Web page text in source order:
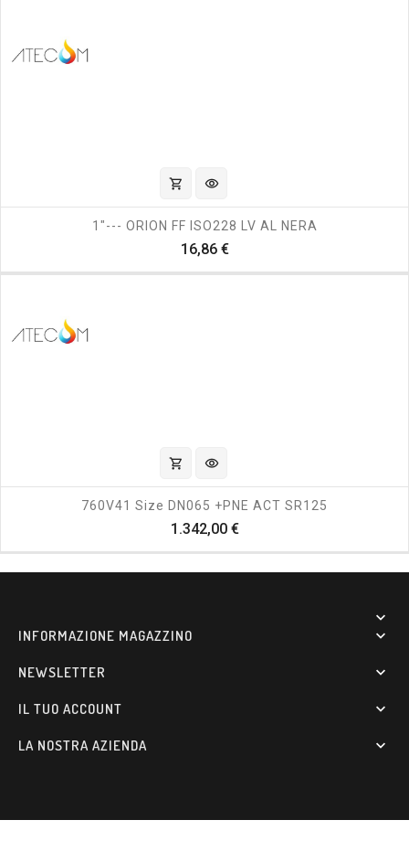
shopping_cart visibility
1"--- ORION FF ISO228 LV AL NERA
16,86 €Prezzo
shopping_cart visibility
760V41 Size DN065 +PNE ACT SR125
1.342,00 €Prezzo

INFORMAZIONE MAGAZZINO 
NEWSLETTER 
IL TUO ACCOUNT 
LA NOSTRA AZIENDA 